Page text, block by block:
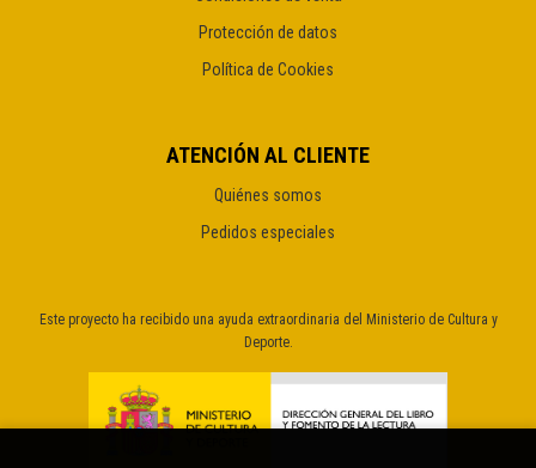
Protección de datos
Política de Cookies
ATENCIÓN AL CLIENTE
Quiénes somos
Pedidos especiales
Este proyecto ha recibido una ayuda extraordinaria del Ministerio de Cultura y
Deporte.